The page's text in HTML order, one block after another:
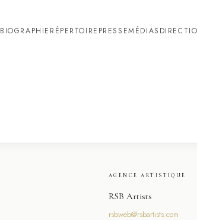
BIOGRAPHIE RÉPERTOIRE PRESSEMÉDIAS
AGENCE ARTISTIQUE
RSB Artists
rsbweb@rsbartists.com